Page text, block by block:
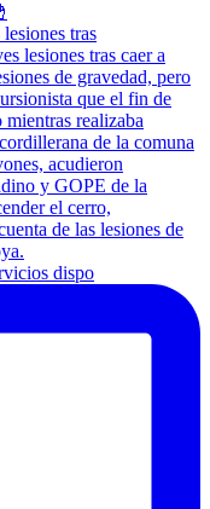
tras
dispo